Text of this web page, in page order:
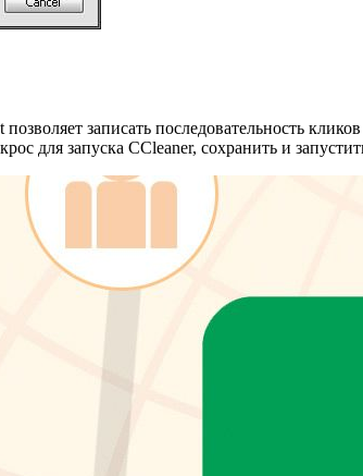
записать последовательность
для запуска CCleaner, сохранить и